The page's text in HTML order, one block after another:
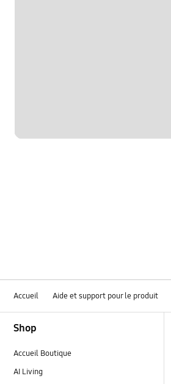
Accueil Aide et support pour le produit
Shop
Accueil Boutique
AI Living